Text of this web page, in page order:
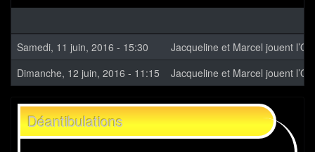
Samedi, 11 juin, 2016 - 15:30
Jacqueline et Marcel jouent
Dimanche, 12 juin, 2016 - 11:15
Jacqueline et Marcel jouent
Déantibulations